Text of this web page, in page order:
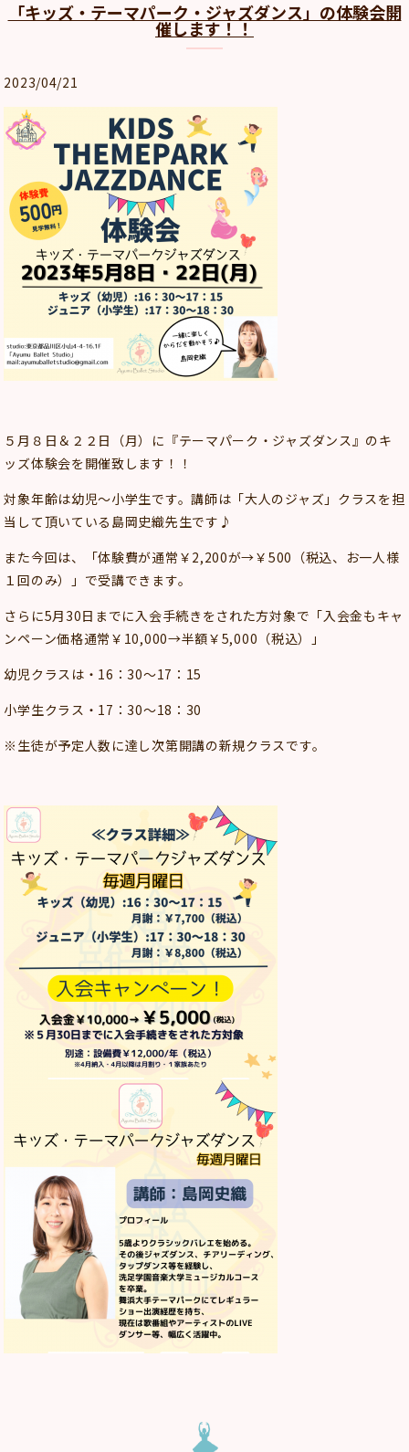
「キッズ・テーマパーク・ジャズダンス」の体験会開
催します！！
2023/04/21
５月８日＆２２日（月）に『テーマパーク・ジャズダンス』のキ
ッズ体験会を開催致します！！
対象年齢は幼児～小学生です。講師は「大人のジャズ」クラスを担
当して頂いている島岡史織先生です♪
また今回は、「体験費が通常￥2,200が→￥500（税込、お一人様
１回のみ）」で受講できます。
さらに5月30日までに入会手続きをされた方対象で「入会金もキャ
ンペーン価格通常￥10,000→半額￥5,000（税込）」
幼児クラスは・16：30～17：15
小学生クラス・17：30～18：30
※生徒が予定人数に達し次第開講の新規クラスです。